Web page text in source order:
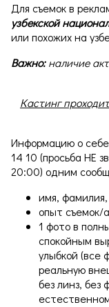
Для съемок в
узбекской
или похожих на
Важно: наличие
Кастинг
Информацию о
14 10 (просьба НЕ
20:00) одним
имя,
опыт съемок/
1 фото в
спокойным
улыбкой (все
реальную
без линз, без